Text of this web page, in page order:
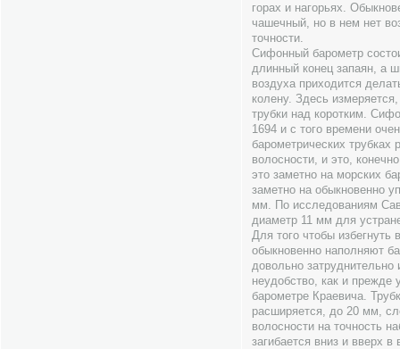
горах и нагорьях.
чашечный, но в нем нет
точности.
Сифонный барометр
длинный конец запаян, а
воздуха приходится
колену. Здесь
трубки над коротким.
1694 и с того времени
барометрических трубках
волосности, и это,
это заметно на морских
заметно на обыкновенно
мм. По исследованиям
диаметр 11 мм для
Для того чтобы избегнуть
обыкновенно наполняют
довольно затруднительно
неудобство, как и прежде
барометре Краевича.
расширяется, до 20 мм,
волосности на точность
загибается вниз и вверх